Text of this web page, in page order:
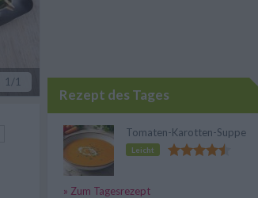
1 /1
Rezept des Tages
Tomaten-Karotten-Suppe
Leicht
» Zum Tagesrezept